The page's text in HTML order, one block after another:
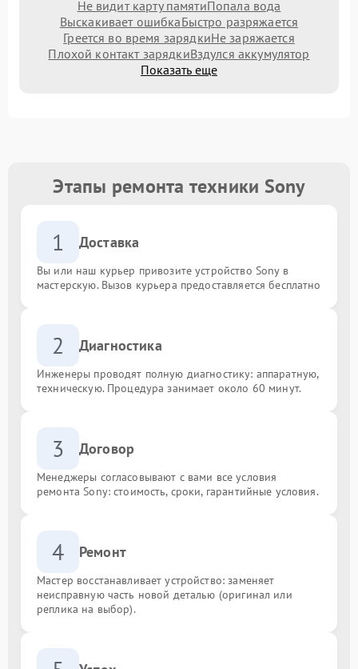
Не видит карту памятиПопала вода
Выскакивает ошибкаБыстро разряжается
Греется во время зарядкиНе заряжается
Плохой контакт зарядкиВздулся аккумулятор
Показать еще
Этапы ремонта техники Sony
1 Доставка
Вы или наш курьер привозите устройство Sony в
мастерскую. Вызов курьера предоставляется бесплатно
2 Диагностика
Инженеры проводят полную диагностику: аппаратную,
техническую. Процедура занимает около 60 минут.
3 Договор
Менеджеры согласовывают с вами все условия
ремонта Sony: стоимость, сроки, гарантийные условия.
4 Ремонт
Мастер восстанавливает устройство: заменяет
неисправную часть новой деталью (оригинал или
реплика на выбор).